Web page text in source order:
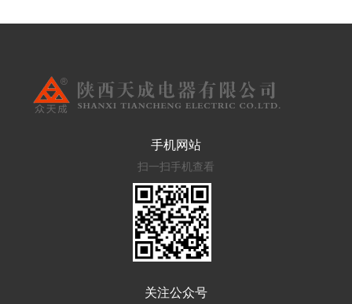
手机网站
扫一扫手机查看
关注公众号